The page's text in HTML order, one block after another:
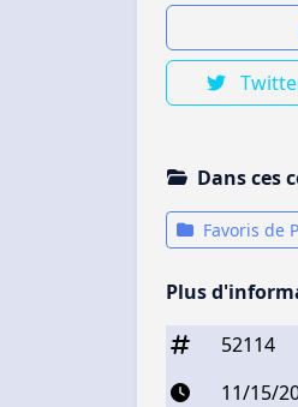
Dans ces
Favoris de
Plus
52114
11/15/